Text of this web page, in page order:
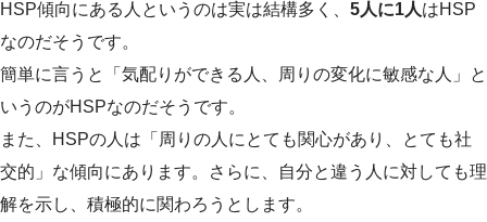
HSP傾向にある人というのは実は結構多く、 5人に1人はHSP
なのだそうです。
簡単に言うと「気配りができる人、周りの変化に敏感な人」と
いうのがHSPなのだそうです。
また、HSPの人は「周りの人にとても関心があり、とても社
交的」な傾向にあります。さらに、自分と違う人に対しても理
解を示し、積極的に関わろうとします。